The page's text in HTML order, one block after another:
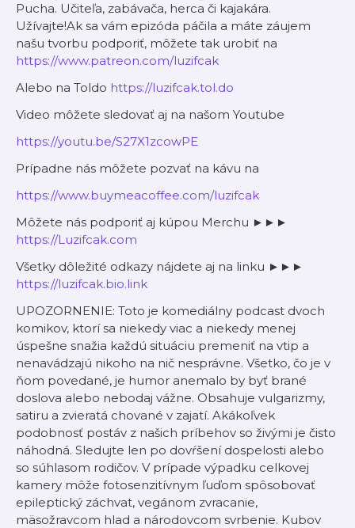
Pucha. Učiteľa, zabávača, herca či kajakára.
Užívajte!Ak sa vám epizóda páčila a máte záujem
našu tvorbu podporiť, môžete tak urobiť na
⁠https://www.patreon.com/luzifcak⁠
Alebo na Toldo ⁠https://luzifcak.tol.do⁠
Video môžete sledovať aj na našom Youtube
⁠https://youtu.be/S27X1zcowPE⁠
Prípadne nás môžete pozvať na kávu na
⁠⁠⁠⁠⁠⁠⁠⁠⁠⁠⁠⁠⁠⁠⁠⁠⁠⁠⁠⁠⁠⁠⁠⁠⁠⁠⁠⁠⁠⁠⁠⁠⁠⁠⁠⁠⁠⁠⁠⁠⁠⁠⁠⁠⁠⁠⁠⁠⁠⁠⁠⁠⁠⁠⁠⁠⁠⁠⁠⁠⁠⁠⁠⁠⁠⁠⁠⁠⁠⁠⁠⁠⁠⁠⁠⁠⁠⁠⁠https://www.buymeacoffee.com/luzifcak⁠⁠⁠⁠⁠⁠⁠⁠⁠⁠⁠⁠⁠⁠⁠⁠⁠⁠⁠⁠⁠⁠⁠⁠⁠⁠⁠⁠⁠⁠⁠⁠⁠⁠⁠⁠⁠⁠⁠⁠⁠⁠⁠⁠⁠⁠⁠⁠⁠⁠⁠⁠⁠⁠⁠⁠⁠⁠⁠⁠⁠⁠⁠⁠⁠⁠⁠⁠⁠⁠⁠⁠⁠⁠⁠⁠⁠⁠⁠
Môžete nás podporiť aj kúpou Merchu ►►►
⁠⁠⁠⁠⁠⁠⁠⁠⁠⁠⁠⁠⁠⁠⁠⁠⁠⁠⁠⁠⁠⁠⁠⁠⁠⁠⁠⁠⁠⁠⁠⁠⁠⁠⁠⁠⁠⁠⁠⁠⁠⁠⁠⁠⁠⁠⁠⁠⁠⁠⁠⁠⁠⁠⁠⁠⁠⁠⁠⁠⁠⁠⁠⁠⁠⁠⁠⁠⁠⁠⁠⁠⁠⁠⁠⁠⁠⁠⁠https://Luzifcak.com⁠⁠⁠⁠⁠⁠⁠⁠⁠⁠⁠⁠⁠⁠⁠⁠⁠⁠⁠⁠⁠⁠⁠⁠⁠⁠⁠⁠⁠⁠⁠⁠⁠⁠⁠⁠⁠⁠⁠⁠⁠⁠⁠⁠⁠⁠⁠⁠⁠⁠⁠⁠⁠⁠⁠⁠⁠⁠⁠⁠⁠⁠⁠⁠⁠⁠⁠⁠⁠⁠⁠⁠⁠⁠⁠⁠⁠⁠⁠
Všetky dôležité odkazy nájdete aj na linku ►►►
⁠⁠⁠⁠⁠⁠⁠⁠⁠⁠⁠⁠⁠⁠⁠⁠⁠⁠⁠⁠⁠⁠⁠⁠⁠⁠⁠⁠⁠⁠⁠⁠⁠⁠⁠⁠⁠⁠⁠⁠⁠⁠⁠⁠⁠⁠⁠⁠⁠⁠⁠⁠⁠⁠⁠⁠⁠⁠⁠⁠⁠⁠⁠⁠⁠⁠⁠⁠⁠⁠⁠⁠⁠⁠⁠⁠⁠⁠⁠https://luzifcak.bio.link⁠⁠⁠⁠⁠⁠⁠⁠⁠⁠⁠⁠⁠⁠⁠⁠⁠⁠⁠⁠⁠⁠⁠⁠⁠⁠⁠⁠⁠⁠⁠⁠⁠⁠⁠⁠⁠⁠⁠⁠⁠⁠⁠⁠⁠⁠⁠⁠⁠⁠⁠⁠⁠⁠⁠⁠⁠⁠⁠⁠⁠⁠⁠⁠⁠⁠⁠⁠⁠⁠⁠⁠⁠⁠⁠⁠⁠⁠⁠
UPOZORNENIE: Toto je komediálny podcast dvoch
komikov, ktorí sa niekedy viac a niekedy menej
úspešne snažia každú situáciu premeniť na vtip a
nenavádzajú nikoho na nič nesprávne. Všetko, čo je v
ňom povedané, je humor anemalo by byť brané
doslova alebo nebodaj vážne. Obsahuje vulgarizmy,
satiru a zvieratá chované v zajatí. Akákoľvek
podobnosť postáv z našich príbehov so živými je čisto
náhodná. Sledujte len po dovŕšení dospelosti alebo
so súhlasom rodičov. V prípade výpadku celkovej
kamery môže fotosenzitívnym ľuďom spôsobovať
epileptický záchvat, vegánom zvracanie,
mäsožravcom hlad a národovcom svrbenie. Kubov